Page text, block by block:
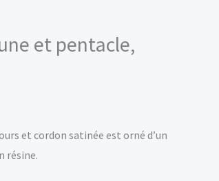
et pentacle,
et cordon satinée est orné d’un
résine.